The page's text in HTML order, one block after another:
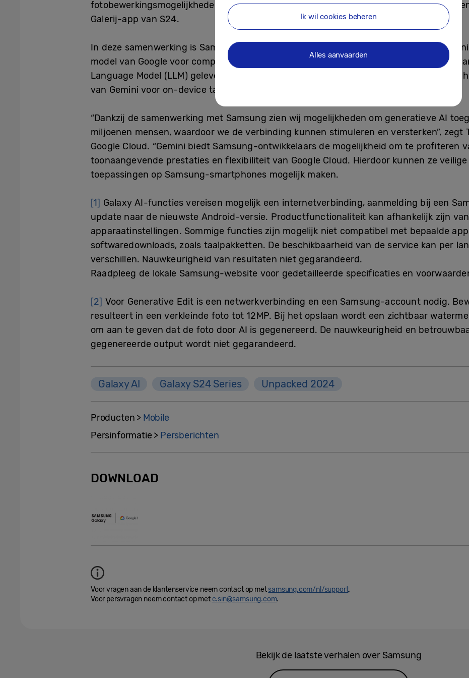
fotobewerkingsmogelijkheden makkelijk toegankelijk. Deze functies zijn te vinden in
Galerij-app van S24.
In deze samenwerking is Samsung een pionier als één van de eerste testers van
model van Google voor complexe taken. De S24-serie maakt ook gebruik van Gemini
Language Model (LLM) geleverd als onderdeel van het Android 14 besturingssysteem,
van Gemini voor on-device taken.
“Dankzij de samenwerking met Samsung zien wij mogelijkheden om generatieve AI
miljoenen mensen, waardoor we de verbinding kunnen stimuleren en versterken”, zegt
Google Cloud. “Gemini biedt Samsung-ontwikkelaars de mogelijkheid om te profiteren
toonaangevende prestaties en flexibiliteit van Google Cloud. Hierdoor kunnen ze
toepassingen op Samsung-smartphones mogelijk maken.
[1] Galaxy AI-functies vereisen mogelijk een internetverbinding, aanmelding bij een
update naar de nieuwste Android-versie. Productfunctionaliteit kan afhankelijk zijn
apparaatinstellingen. Sommige functies zijn mogelijk niet compatibel met bepaalde
softwaredownloads, zoals taalpakketten. De beschikbaarheid van de service kan per
verschillen. Nauwkeurigheid van resultaten niet gegarandeerd.
Raadpleeg de lokale Samsung-website voor gedetailleerde specificaties en
[2] Voor Generative Edit is een netwerkverbinding en een Samsung-account nodig.
resulteert in een verkleinde foto tot 12MP. Bij het opslaan wordt een zichtbaar
om aan te geven dat de foto door AI is gegenereerd. De nauwkeurigheid en
gegenereerde output wordt niet gegarandeerd.
Galaxy AI Galaxy S24 Series Unpacked 2024
Producten > Mobile
Persinformatie > Persberichten
DOWNLOAD
Voor vragen aan de klantenservice neem contact op metsamsung.com/nl/support.
Voor persvragen neem contact op metc.sin@samsung.com.
Bekijk de laatste verhalen over Samsung
Ik wil cookies beheren
Alles aanvaarden